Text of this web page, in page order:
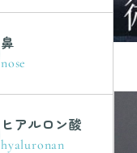
鼻
nose
ヒアルロン酸
hyaluronan